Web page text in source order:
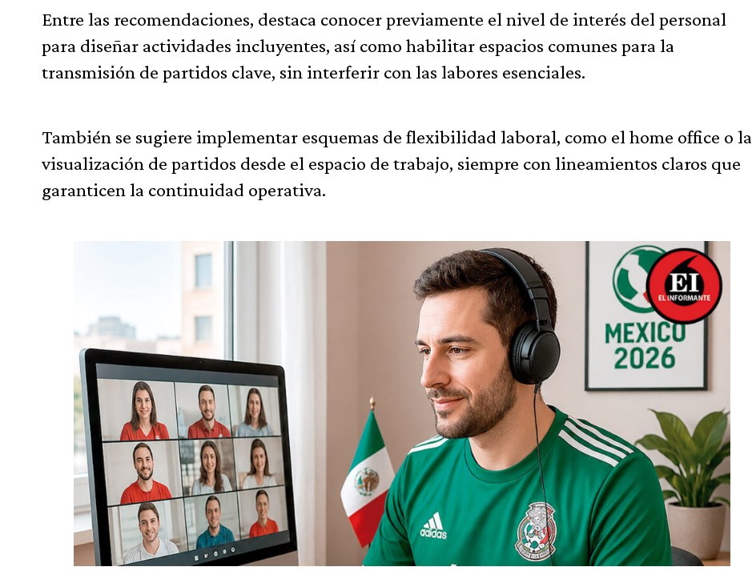
Entre las recomendaciones, destaca conocer previamente el nivel de interés del personal
para diseñar actividades incluyentes, así como habilitar espacios comunes para la
transmisión de partidos clave, sin interferir con las labores esenciales.
También se sugiere implementar esquemas de flexibilidad laboral, como el home office o la
visualización de partidos desde el espacio de trabajo, siempre con lineamientos claros que
garanticen la continuidad operativa.